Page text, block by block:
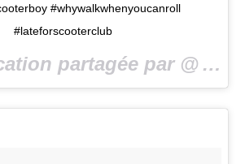
#whywalkwhenyoucanroll
#lateforscooterclub
partagée par @